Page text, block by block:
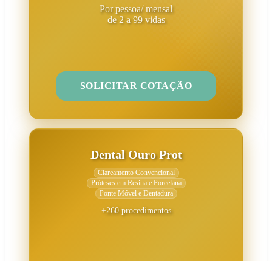
Por pessoa/ mensal
de 2 a 99 vidas
SOLICITAR COTAÇÃO
Dental Ouro Prot
Clareamento Convencional
Próteses em Resina e Porcelana
Ponte Móvel e Dentadura
+260 procedimentos